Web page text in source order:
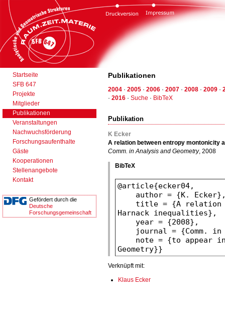
Startseite
SFB 647
Projekte
Mitglieder
Publikationen
Veranstaltungen
Nachwuchsförderung
Forschungsaufenthalte
Gäste
Kooperationen
Stellenangebote
Kontakt
Gefördert durch die
Deutsche
Forschungsgemeinschaft
Publikationen
2004 · 2005 · 2006 · 2007 · 2008 · 2009 ·
· 2016 · Suche · BibTeX
Publikation
K Ecker
A relation between entropy montonicity
Comm. in Analysis and Geometry, 2008
BibTeX
Verknüpft mit:
Klaus Ecker